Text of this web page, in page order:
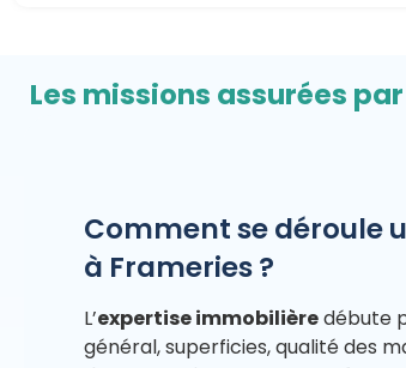
Les missions assurées
Comment se déroule
à Frameries ?
L’expertise immobilièredébute
général, superficies, qualité des